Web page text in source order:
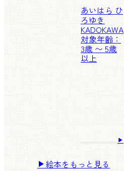
あいはら ひ
ろゆき
KADOKAWA
対象年齢：
3歳 〜 5歳
以上
絵本をもっと見る